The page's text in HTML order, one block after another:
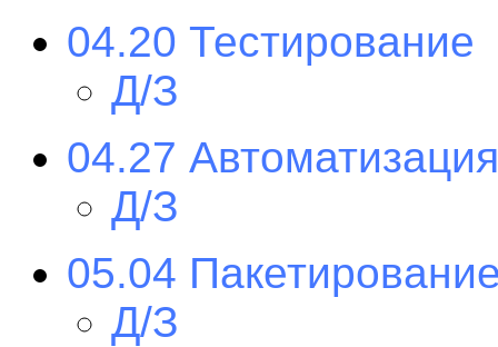
04.20 Тестирование
Д/З
04.27 Автоматизация
Д/З
05.04
Д/З